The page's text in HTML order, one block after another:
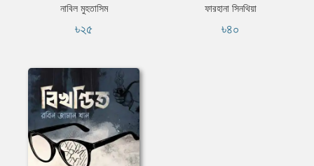
নাবিল মুহতাসিম
৳২৫
ফারহানা সিনথিয়া
৳৪০